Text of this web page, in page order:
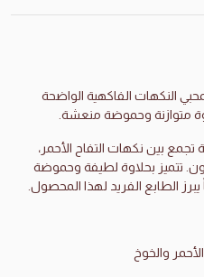
النكهات الفاكهية الواضحة
متوازنة وحموضة منعشة.
تجمع بين نكهات التفاح الأحمر،
تتميز بحلاوة لطيفة وحموضة
الطابع الفريد لهذا المحصول.
والخوخ